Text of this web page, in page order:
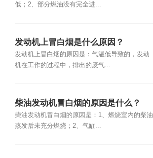
低；2、部分燃油没有完全进...
发动机上冒白烟是什么原因？
发动机上冒白烟的原因是：气温低导致的，发动
机在工作的过程中，排出的废气...
柴油发动机冒白烟的原因是什么？
柴油发动机冒白烟的原因是：1、燃烧室内的柴油
蒸发后未充分燃烧；2、气缸...